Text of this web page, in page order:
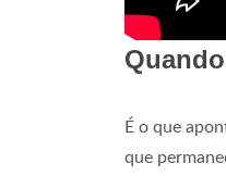
É o que
que